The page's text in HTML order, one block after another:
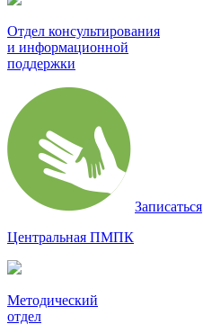
Отдел консультирования
и информационной
поддержки
Записаться
Центральная ПМПК
Методический
отдел